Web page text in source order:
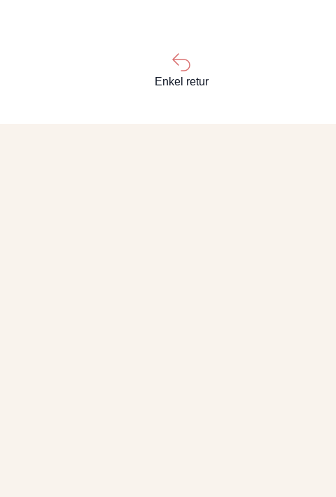
Enkel retur